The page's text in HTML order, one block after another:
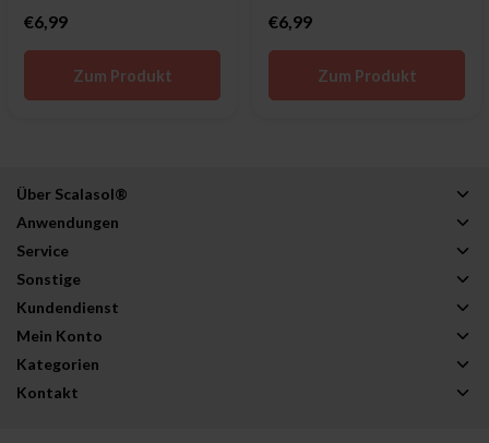
€6,99
Zum Produkt
€6,99
Zum Produkt
Über Scalasol®
Anwendungen
Service
Sonstige
Kundendienst
Mein Konto
Kategorien
Kontakt